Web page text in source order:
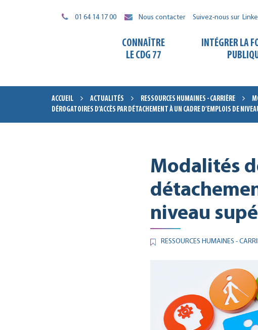
01 64 14 17 00 Nous contacter Suivez-nous sur
CONNAÎTRE
LE CDG 77
INTÉGRER LA
ACCUEIL ACTUALITÉS RESSOURCES HUMAINES - CARRIÈRE
DÉROGATOIRES D’ACCÈS PAR DÉTACHEMENT À UN CADRE D’EMPLOIS DE
Modalités
niveau
RESSOURCES HUMAINES -